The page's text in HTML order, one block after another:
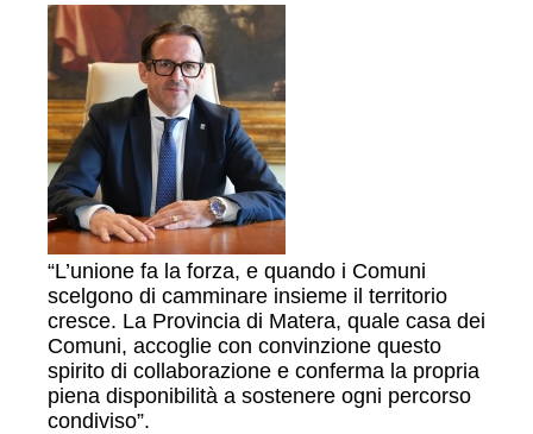
“L’unione fa la forza, e quando i Comuni
scelgono di camminare insieme il territorio
cresce. La Provincia di Matera, quale casa dei
Comuni, accoglie con convinzione questo
spirito di collaborazione e conferma la propria
piena disponibilità a sostenere ogni percorso
condiviso”.